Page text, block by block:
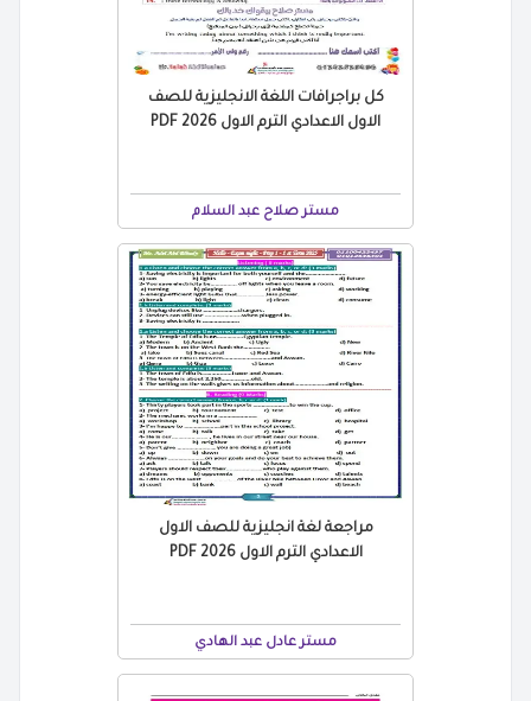
كل براجرافات اللغة الانجليزية للصف
الاول الاعدادي الترم الاول 2026 PDF
مستر صلاح عبد السلام
مراجعة لغة انجليزية للصف الاول
الاعدادي الترم الاول 2026 PDF
مستر عادل عبد الهادي